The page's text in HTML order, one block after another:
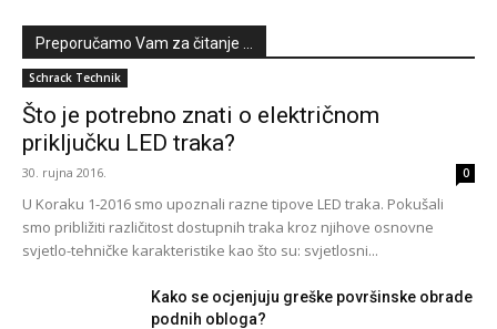
Preporučamo Vam za čitanje ...
Schrack Technik
Što je potrebno znati o električnom
priključku LED traka?
30. rujna 2016. 0
U Koraku 1-2016 smo upoznali razne tipove LED traka. Pokušali
smo približiti različitost dostupnih traka kroz njihove osnovne
svjetlo-tehničke karakteristike kao što su: svjetlosni...
Kako se ocjenjuju greške površinske obrade
podnih obloga?